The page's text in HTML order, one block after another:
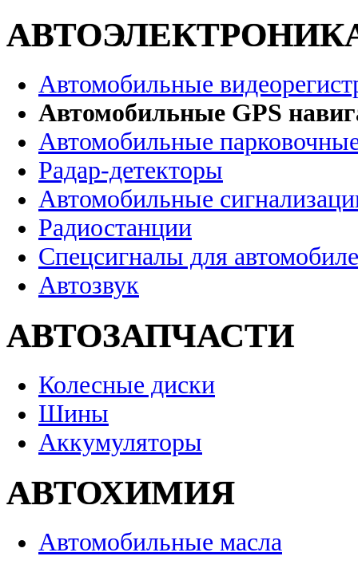
Автомобильные
Автомобильные GPS
Автомобильные
Радар-детекторы
Автомобильные
Радиостанции
Спецсигналы для
Автозвук
АВТОЗАПЧАСТИ
Колесные диски
Шины
Аккумуляторы
АВТОХИМИЯ
Автомобильные масла